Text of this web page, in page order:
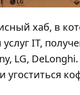
хаб, в
услуг IT,
LG,